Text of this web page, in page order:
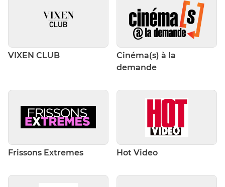
VIXEN CLUB
Cinéma(s) à la
demande
Frissons Extremes Hot Video